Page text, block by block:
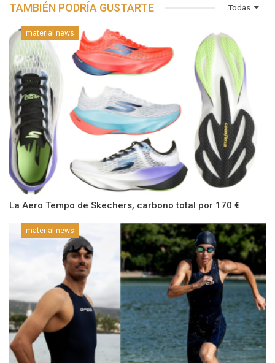
Todas
TAMBIÉN PODRÍA GUSTARTE
material news
La Aero Tempo de Skechers, carbono total por 170 €
material news